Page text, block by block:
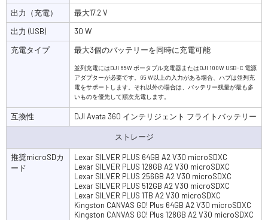
出力（充電）
最大17.2 V
出力 (USB)
30 W
充電タイプ
最大3個のバッテリーを同時に充電可能
並列充電にはDJI 65W ポータブル充電器またはDJI 100W USB-C 電源
アダプターが必要です。65 W以上の入力がある場合、ハブは並列充
電をサポートします。それ以外の場合は、バッテリー残量が最も多
いものを優先して順次充電します。
互換性 DJI Avata 360 インテリジェント フライトバッテリー
ストレージ
推奨microSDカ
ード
Lexar SILVER PLUS 64GB A2 V30 microSDXC
Lexar SILVER PLUS 128GB A2 V30 microSDXC
Lexar SILVER PLUS 256GB A2 V30 microSDXC
Lexar SILVER PLUS 512GB A2 V30 microSDXC
Lexar SILVER PLUS 1TB A2 V30 microSDXC
Kingston CANVAS GO! Plus 64GB A2 V30 microSDXC
Kingston CANVAS GO! Plus 128GB A2 V30 microSDXC